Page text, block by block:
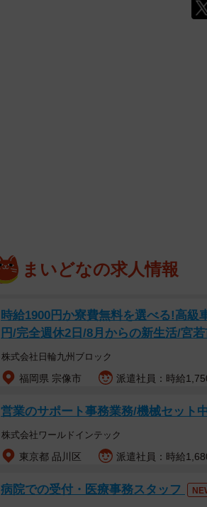
まいどなの求人情報
時給1900円か寮費無料を選べる!高級
円/完全週休2日/8月からの新生活/宮
株式会社日輪九州ブロック
福岡県 宗像市 派遣社員：時給
営業のサポート事務業務/機械セット
株式会社ワールドインテック
東京都 品川区 派遣社員：時給
病院での受付・医療事務スタッフ